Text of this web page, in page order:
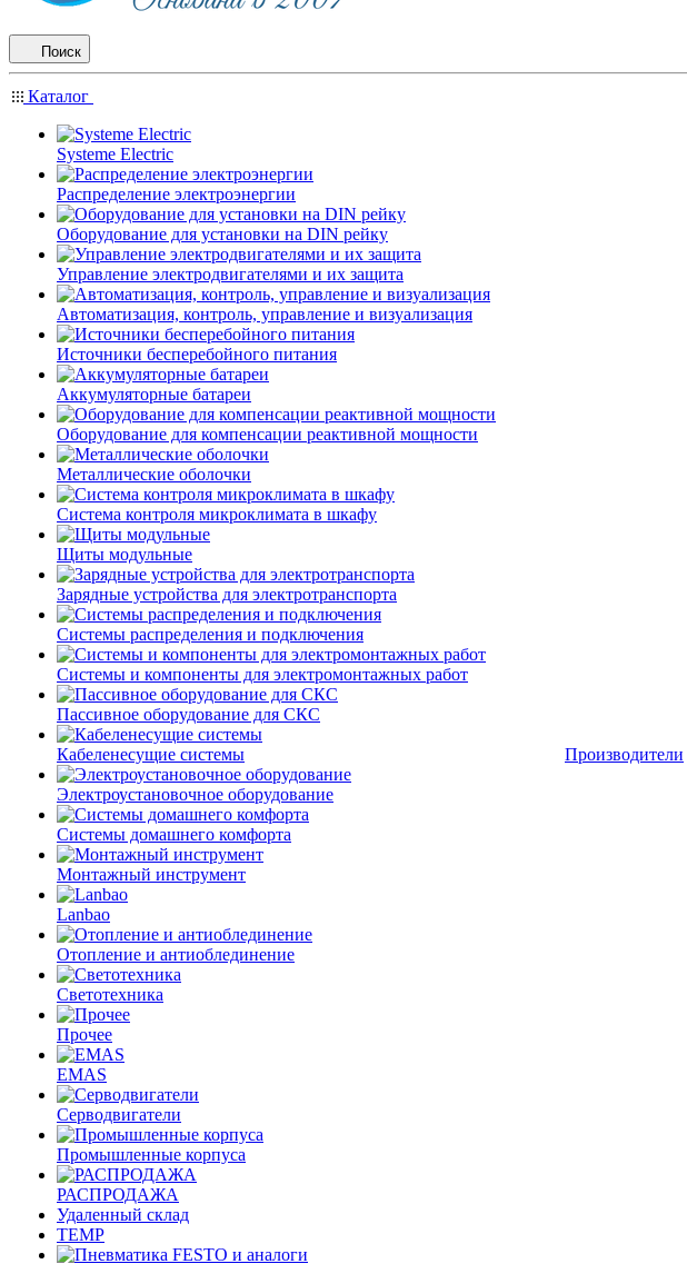
Поиск
Каталог
Systeme Electric
Распределение электроэнергии
Оборудование для установки на DIN рейку
Управление электродвигателями и их защита
Автоматизация, контроль, управление и визуализация
Источники бесперебойного питания
Аккумуляторные батареи
Оборудование для компенсации реактивной мощности
Металлические оболочки
Система контроля микроклимата в шкафу
Щиты модульные
Зарядные устройства для электротранспорта
Системы распределения и подключения
Системы и компоненты для электромонтажных работ
Пассивное оборудование для СКС
Кабеленесущие системы
Электроустановочное оборудование
Системы домашнего комфорта
Монтажный инструмент
Lanbao
Отопление и антиоблединение
Светотехника
Прочее
EMAS
Cерводвигатели
Промышленные корпуса
РАСПРОДАЖА
Удаленный склад
TEMP
Производители